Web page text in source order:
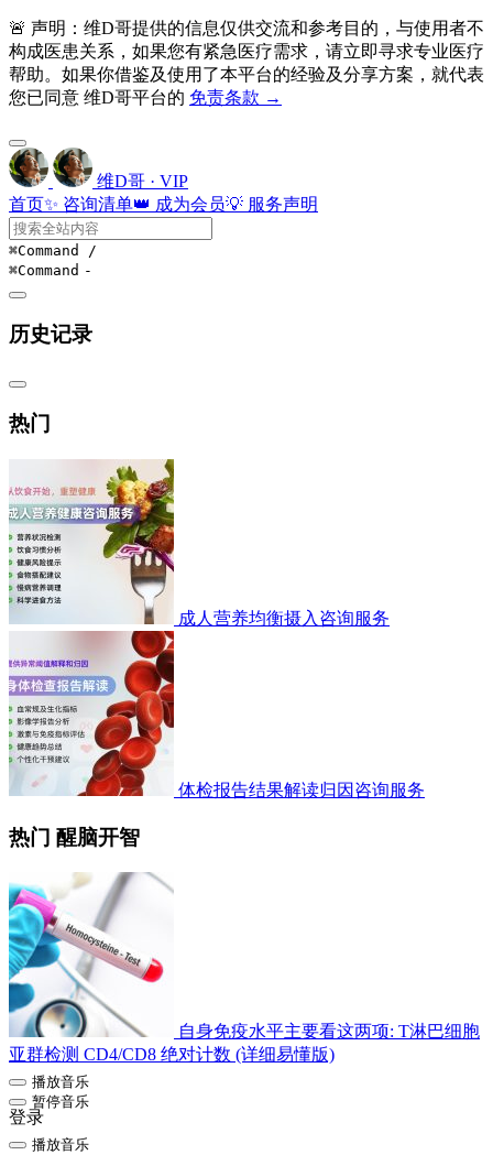
🚨 声明：维D哥提供的信息仅供交流和参考目的，与使用者不
构成医患关系，如果您有紧急医疗需求，请立即寻求专业医疗
帮助。如果你借鉴及使用了本平台的经验及分享方案，就代表
您已同意 维D哥平台的 免责条款 →
维D哥 · VIP
首页✨ 咨询清单👑 成为会员💡 服务声明
⌘Command /
⌘Command -
历史记录
热门
成人营养均衡摄入咨询服务
体检报告结果解读归因咨询服务
热门 醒脑开智
自身免疫水平主要看这两项: T淋巴细胞
亚群检测 CD4/CD8 绝对计数 (详细易懂版)
播放音乐
暂停音乐
登录
播放音乐